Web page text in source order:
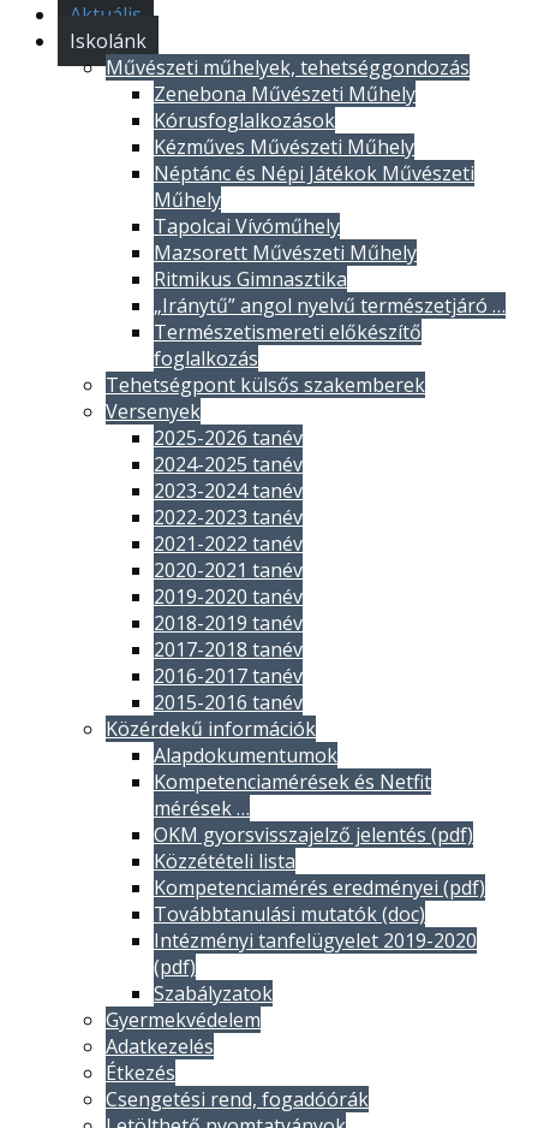
Aktuális
Iskolánk
Művészeti műhelyek, tehetséggondozás
Ze​nebona Művészeti Műhely​
Kórusfoglalkozások
Kézműves Művészeti Műhely
Néptánc és Népi Játékok Művészeti
Műhely
Tapolcai Vívóműhely
Mazsorett Művészeti Műhely
Ritmikus Gimnasztika
„Iránytű” angol nyelvű természetjáró …
Természetismereti előkészítő
foglalkozás
Tehetségpont külsős szakemberek
Versenyek
2025-2026 tanév
2024-2025 tanév
2023-2024 tanév
2022-2023 tanév
2021-2022 tanév
2020-2021 tanév
2019-2020 tanév
2018-2019 tanév
2017-2018 tanév
2016-2017 tanév
2015-2016 tanév
Közérdekű információk
Alapdokumentumok
Kompetenciamérések és Netfit
mérések …
OKM gyorsvisszajelző jelentés (pdf)
Közzétételi lista
Kompetenciamérés eredményei (pdf)
Továbbtanulási mutatók (doc)
Intézményi tanfelügyelet 2019-2020
(pdf)
Szabályzatok
Gyermekvédelem
Adatkezelés
Étkezés
Csengetési rend, fogadóórák